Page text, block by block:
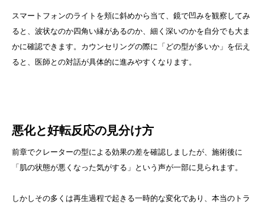
スマートフォンのライトを頬に斜めから当て、鏡で凹みを観察してみ
ると、波状なのか四角い縁があるのか、細く深いのかを自分でも大ま
かに確認できます。カウンセリングの際に「どの型が多いか」を伝え
ると、医師との対話が具体的に進みやすくなります。
悪化と好転反応の見分け方
前章でクレーターの型による効果の差を確認しましたが、施術後に
「肌の状態が悪くなった気がする」という声が一部に見られます。
しかしその多くは再生過程で起きる一時的な変化であり、本当のトラ